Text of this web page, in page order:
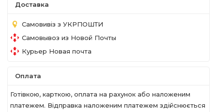
Доставка
Самовивіз з УКРПОШТИ
Самовывоз из Новой Почты
Курьер Новая почта
Оплата
Готівкою, карткою, оплата на рахунок або наложеним
платежем. Відправка наложеним платежем здійснюється